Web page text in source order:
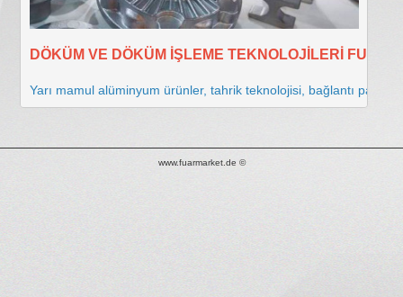
DÖKÜM VE DÖKÜM İŞLEME TEKNOLOJİLERİ FUARI
Yarı mamul alüminyum ürünler, tahrik teknolojisi, bağlantı
www.fuarmarket.de ©